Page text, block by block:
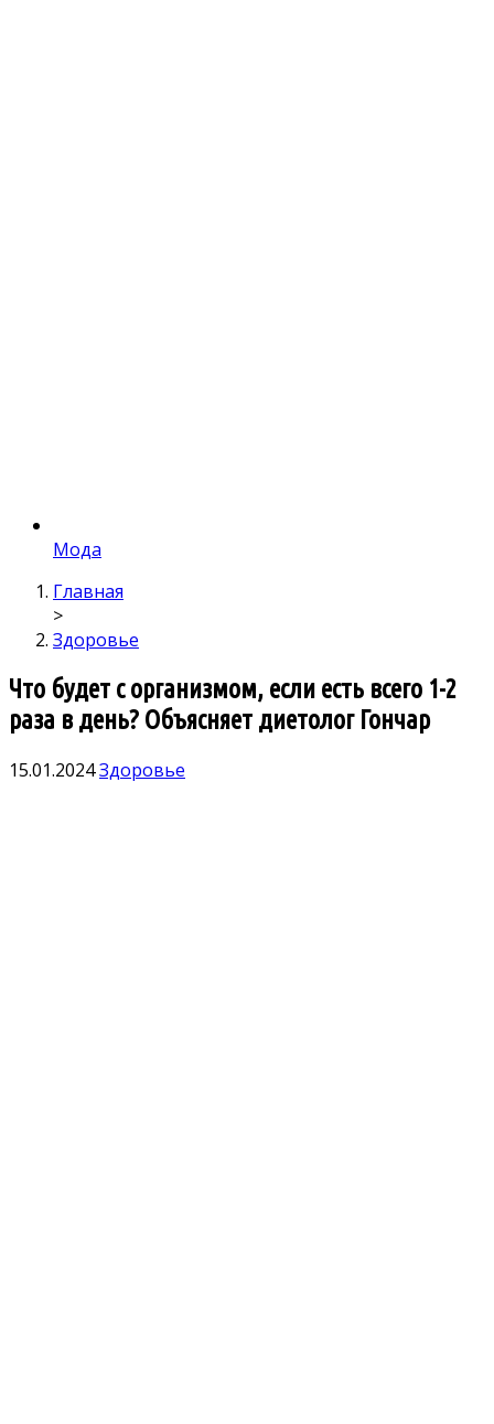
Мода
Главная
>
Здоровье
Что будет с организмом, если есть всего 1-2
раза в день? Объясняет диетолог Гончар
15.01.2024Здоровье